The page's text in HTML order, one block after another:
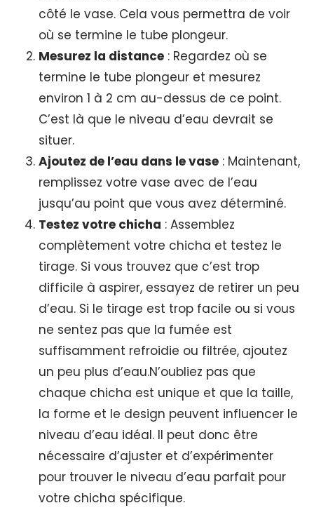
côté le vase. Cela vous permettra de voir
où se termine le tube plongeur.
Mesurez la distance : Regardez où se
termine le tube plongeur et mesurez
environ 1 à 2 cm au-dessus de ce point.
C’est là que le niveau d’eau devrait se
situer.
Ajoutez de l’eau dans le vase : Maintenant,
remplissez votre vase avec de l’eau
jusqu’au point que vous avez déterminé.
Testez votre chicha : Assemblez
complètement votre chicha et testez le
tirage. Si vous trouvez que c’est trop
difficile à aspirer, essayez de retirer un peu
d’eau. Si le tirage est trop facile ou si vous
ne sentez pas que la fumée est
suffisamment refroidie ou filtrée, ajoutez
un peu plus d’eau.N’oubliez pas que
chaque chicha est unique et que la taille,
la forme et le design peuvent influencer le
niveau d’eau idéal. Il peut donc être
nécessaire d’ajuster et d’expérimenter
pour trouver le niveau d’eau parfait pour
votre chicha spécifique.